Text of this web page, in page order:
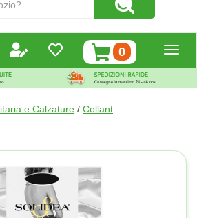
Cerca Prodotto
0prodotti
inseriti
e Calzature / Collant